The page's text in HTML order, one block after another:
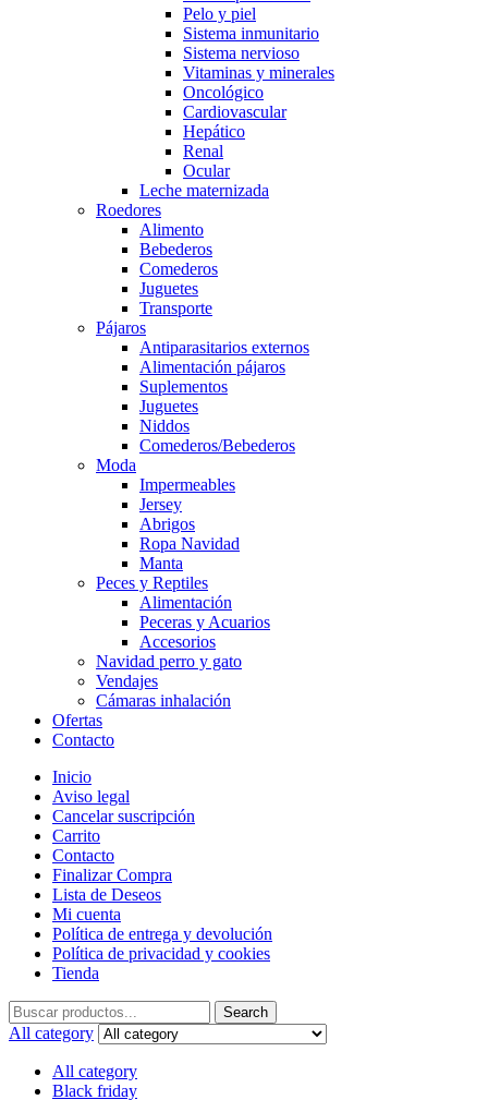
Pelo y piel
Sistema inmunitario
Sistema nervioso
Vitaminas y minerales
Oncológico
Cardiovascular
Hepático
Renal
Ocular
Leche maternizada
Roedores
Alimento
Bebederos
Comederos
Juguetes
Transporte
Pájaros
Antiparasitarios externos
Alimentación pájaros
Suplementos
Juguetes
Niddos
Comederos/Bebederos
Moda
Impermeables
Jersey
Abrigos
Ropa Navidad
Manta
Peces y Reptiles
Alimentación
Peceras y Acuarios
Accesorios
Navidad perro y gato
Vendajes
Cámaras inhalación
Ofertas
Contacto
Inicio
Aviso legal
Cancelar suscripción
Carrito
Contacto
Finalizar Compra
Lista de Deseos
Mi cuenta
Política de entrega y devolución
Política de privacidad y cookies
Tienda
Search
for:
Search
All category
All category
Black friday